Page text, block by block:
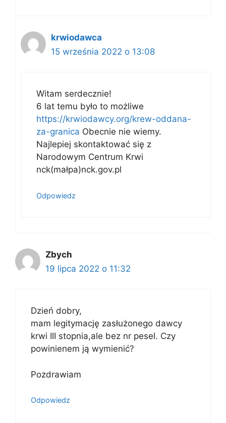
krwiodawca
15 września 2022 o 13:08
Witam serdecznie!
6 lat temu było to możliwe
https://krwiodawcy.org/krew-oddana-
za-granica Obecnie nie wiemy.
Najlepiej skontaktować się z
Narodowym Centrum Krwi
nck(małpa)nck.gov.pl
Odpowiedz
Zbych
19 lipca 2022 o 11:32
Dzień dobry,
mam legitymację zasłużonego dawcy
krwi III stopnia,ale bez nr pesel. Czy
powinienem ją wymienić?
Pozdrawiam
Odpowiedz